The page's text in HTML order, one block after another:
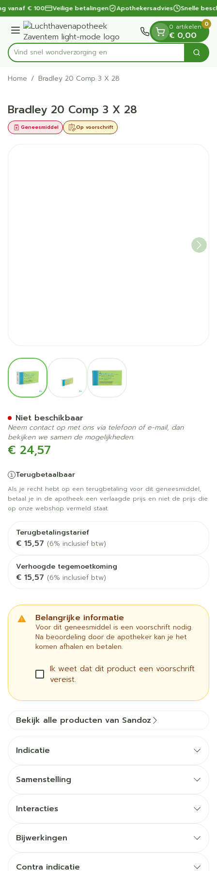
Ga naar de inhoud
1 van 1
vanaf € 100 Veilige betalingen Apothekersadvies Snelle
Menu
Product, merk, categorie...
Vind snel wondverzo Zoek
0 artikelen
€ 0,00
0
Home / Bradley 20 Comp 3 X 28
Bradley 20 Comp 3 X 28
Op voorschrift
Geneesmiddel
View larger image
€ 24,57
Terugbetaalbaar
Als je recht hebt op een terugbetaling voor dit geneesmiddel,
betaal je in de apotheek een verlaagde prijs en niet de prijs die
op onze webshop vermeld staat.
Terugbetalingstarief
€ 15,57 (6% inclusief btw)
Verhoogde tegemoetkoming
€ 15,57 (6% inclusief btw)
Belangrijke informatie
Voor dit geneesmiddel is een voorschrift nodig.
Na beoordeling door de apotheker kan je het
komen afhalen en betalen.
Ik weet dat dit product een voorschrift
vereist.
Niet beschikbaar
Neem contact op met ons via telefoon of e-mail, dan
bekijken we samen de mogelijkheden.
Bekijk alle producten van Sandoz
Indicatie
Samenstelling
De werkzame stoffen in dit middel zijn
mg ethinylestradiol en 3 mg drospirenon.
Interacties
Bijwerkingen
Contra indicatie